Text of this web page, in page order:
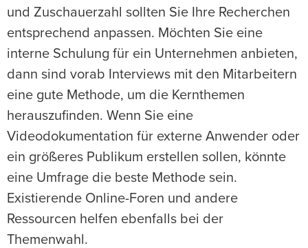
und Zuschauerzahl sollten Sie Ihre Recherchen
entsprechend anpassen. Möchten Sie eine
interne Schulung für ein Unternehmen anbieten,
dann sind vorab Interviews mit den Mitarbeitern
eine gute Methode, um die Kernthemen
herauszufinden. Wenn Sie eine
Videodokumentation für externe Anwender oder
ein größeres Publikum erstellen sollen, könnte
eine Umfrage die beste Methode sein.
Existierende Online-Foren und andere
Ressourcen helfen ebenfalls bei der
Themenwahl.